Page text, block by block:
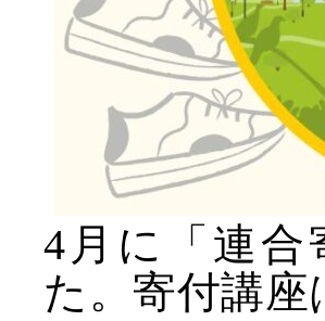
4月に「連合
た。寄付講